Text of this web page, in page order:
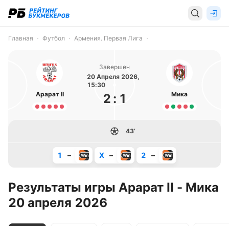
Главная Футбол Армения. Первая Лига
Арарат II
Завершен
20 Апреля 2026,
15:30
2 : 1 Мика
43’
1 – X – 2 –
Результаты игры Арарат II - Мика
20 апреля 2026